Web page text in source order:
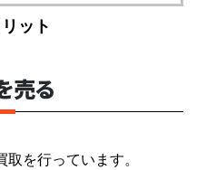
ット
売る
を行っています。